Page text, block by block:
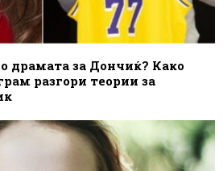
драмата за Дончиќ? Како
разгори теории за